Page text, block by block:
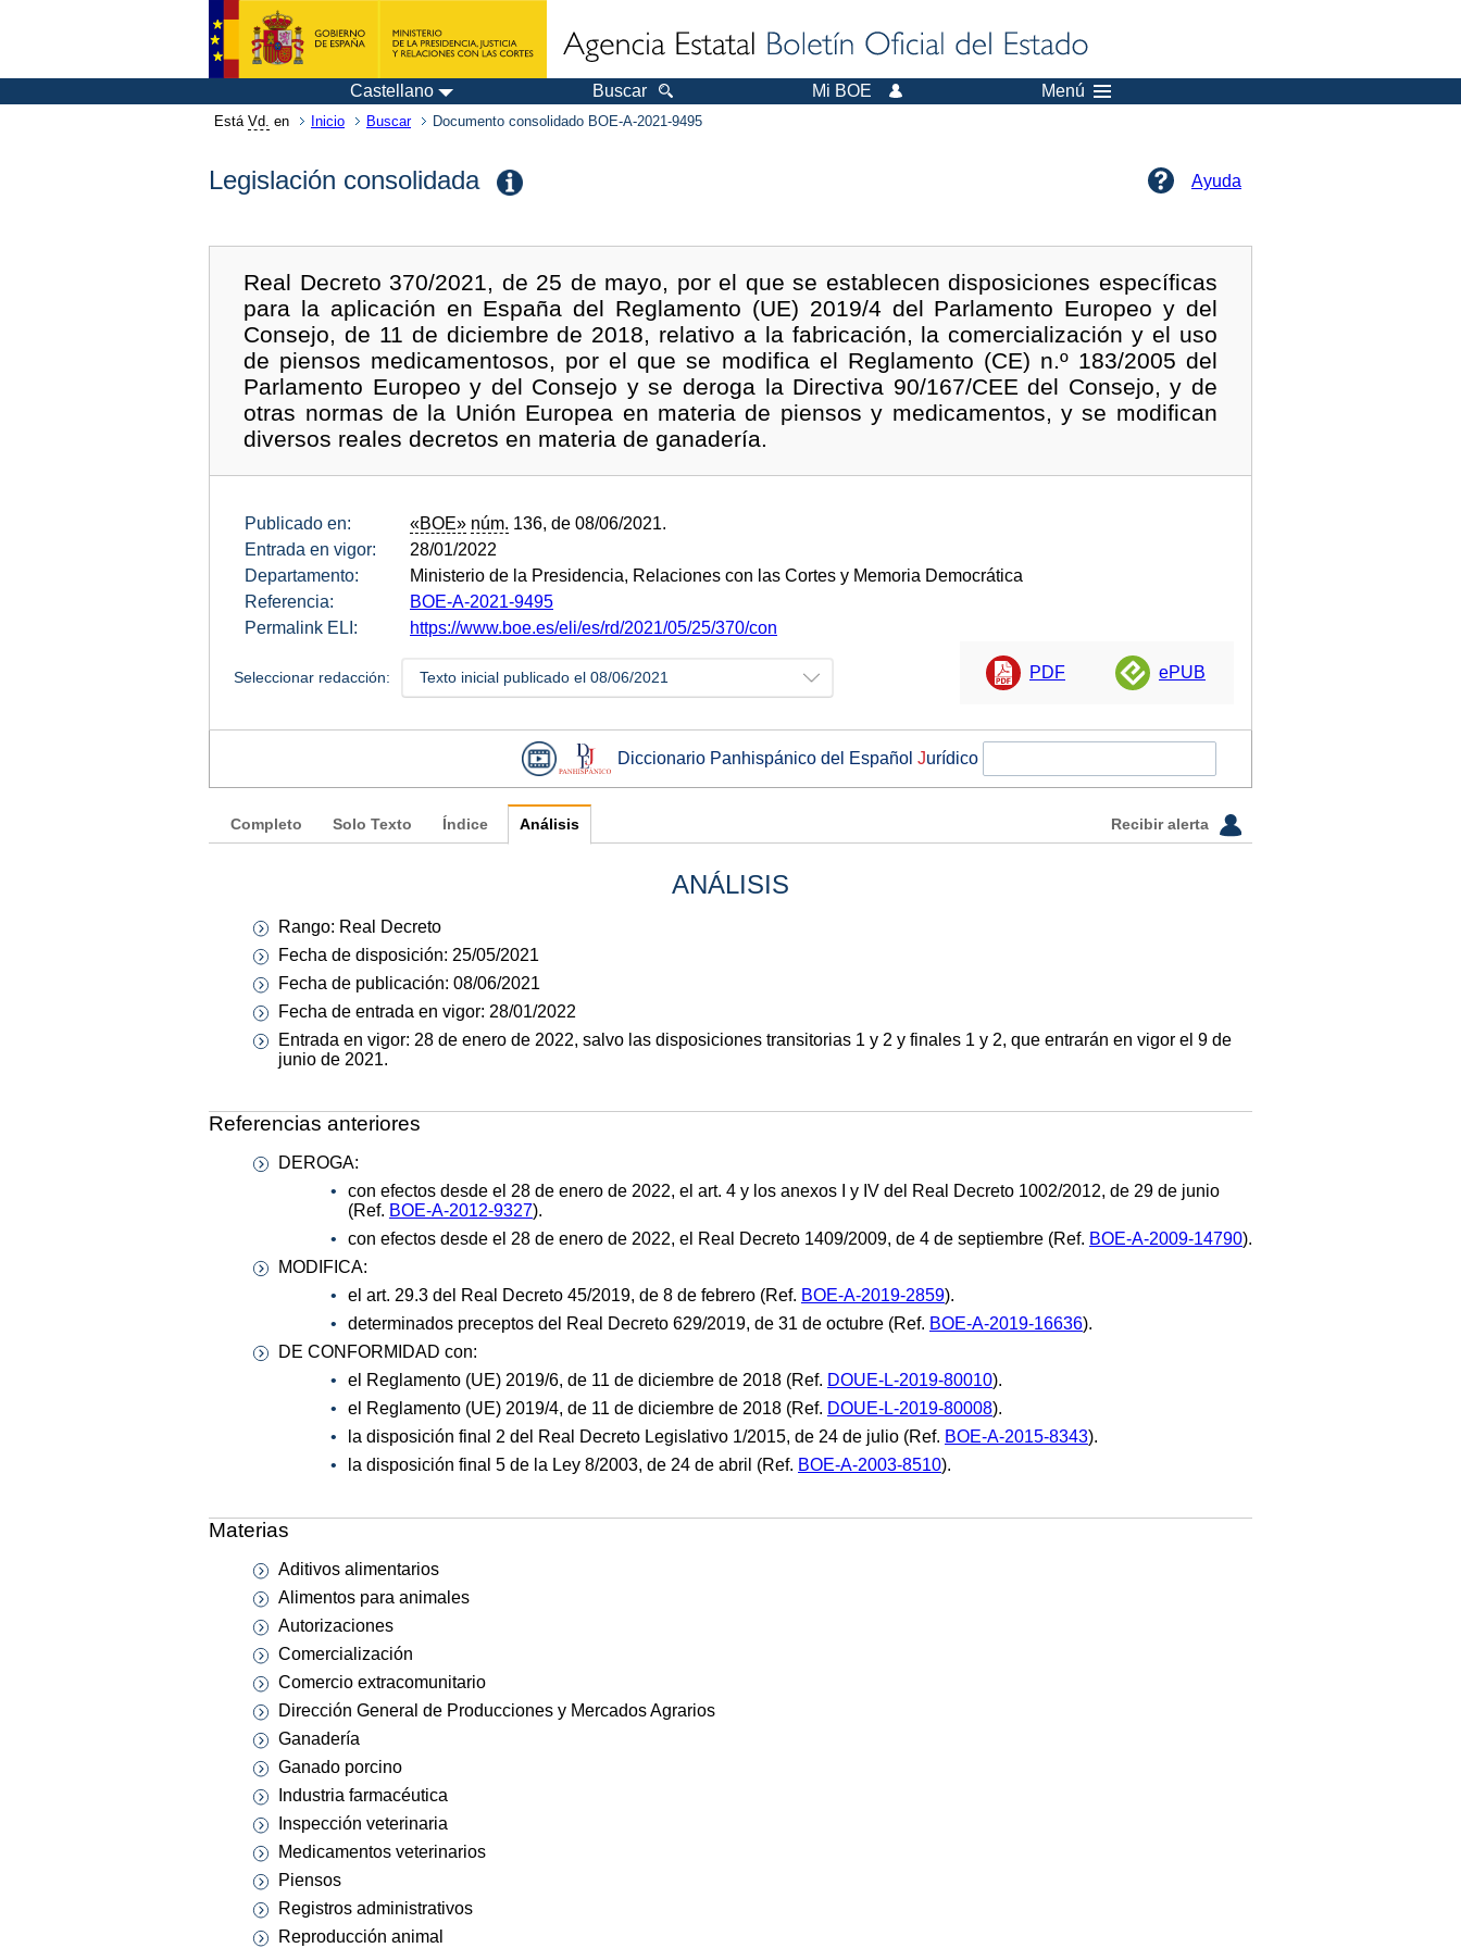
Castellano Buscar Mi BOE Menú
Está Vd. en Inicio Buscar Documento consolidado BOE-A-2021-9495
Legislación consolidada Ayuda
Real Decreto 370/2021, de 25 de mayo, por el que se establecen disposiciones específicas
para la aplicación en España del Reglamento (UE) 2019/4 del Parlamento Europeo y del
Consejo, de 11 de diciembre de 2018, relativo a la fabricación, la comercialización y el uso
de piensos medicamentosos, por el que se modifica el Reglamento (CE) n.º 183/2005 del
Parlamento Europeo y del Consejo y se deroga la Directiva 90/167/CEE del Consejo, y de
otras normas de la Unión Europea en materia de piensos y medicamentos, y se modifican
diversos reales decretos en materia de ganadería.
Publicado en: «BOE» núm. 136, de 08/06/2021.
Entrada en vigor:
28/01/2022
Departamento:
Ministerio de la Presidencia, Relaciones con las Cortes y Memoria Democrática
Referencia:
BOE-A-2021-9495
Permalink ELI:
https://www.boe.es/eli/es/rd/2021/05/25/370/con
Seleccionar redacción: Texto inicial publicado el 08/06/2021 PDF ePUB
Diccionario Panhispánico del Español Jurídico
Completo Solo Texto Índice Análisis Recibir alerta
ANÁLISIS
Rango: Real Decreto
Fecha de disposición: 25/05/2021
Fecha de publicación: 08/06/2021
Fecha de entrada en vigor: 28/01/2022
Entrada en vigor: 28 de enero de 2022, salvo las disposiciones transitorias 1 y 2 y finales 1 y 2, que entrarán en vigor el 9 de
junio de 2021.
Referencias anteriores
DEROGA:
con efectos desde el 28 de enero de 2022, el art. 4 y los anexos I y IV del Real Decreto 1002/2012, de 29 de junio
(Ref. BOE-A-2012-9327).
con efectos desde el 28 de enero de 2022, el Real Decreto 1409/2009, de 4 de septiembre (Ref. BOE-A-2009-14790).
MODIFICA:
el art. 29.3 del Real Decreto 45/2019, de 8 de febrero (Ref. BOE-A-2019-2859).
determinados preceptos del Real Decreto 629/2019, de 31 de octubre (Ref. BOE-A-2019-16636).
DE CONFORMIDAD con:
el Reglamento (UE) 2019/6, de 11 de diciembre de 2018 (Ref. DOUE-L-2019-80010).
el Reglamento (UE) 2019/4, de 11 de diciembre de 2018 (Ref. DOUE-L-2019-80008).
la disposición final 2 del Real Decreto Legislativo 1/2015, de 24 de julio (Ref. BOE-A-2015-8343).
la disposición final 5 de la Ley 8/2003, de 24 de abril (Ref. BOE-A-2003-8510).
Materias
Aditivos alimentarios
Alimentos para animales
Autorizaciones
Comercialización
Comercio extracomunitario
Dirección General de Producciones y Mercados Agrarios
Ganadería
Ganado porcino
Industria farmacéutica
Inspección veterinaria
Medicamentos veterinarios
Piensos
Registros administrativos
Reproducción animal